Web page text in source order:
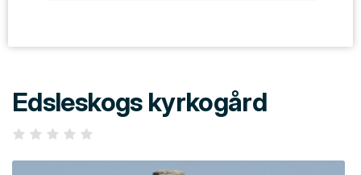
Edsleskogs kyrkogård